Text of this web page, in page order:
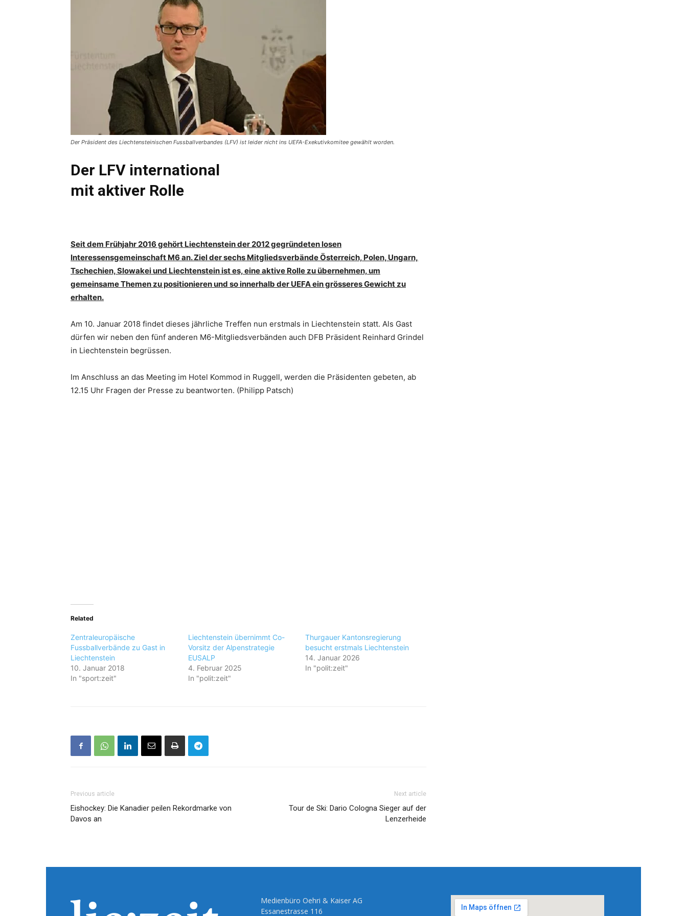
Der Präsident des Liechtensteinischen Fussballverbandes (LFV) ist leider nicht ins UEFA-Exekutivkomitee gewählt worden.
Der LFV international
mit aktiver Rolle
Seit dem Frühjahr 2016 gehört Liechtenstein der 2012 gegründeten losen
Interessensgemeinschaft M6 an. Ziel der sechs Mitgliedsverbände Österreich, Polen, Ungarn,
Tschechien, Slowakei und Liechtenstein ist es, eine aktive Rolle zu übernehmen, um
gemeinsame Themen zu positionieren und so innerhalb der UEFA ein grösseres Gewicht zu
erhalten.
Am 10. Januar 2018 findet dieses jährliche Treffen nun erstmals in Liechtenstein statt. Als Gast
dürfen wir neben den fünf anderen M6-Mitgliedsverbänden auch DFB Präsident Reinhard Grindel
in Liechtenstein begrüssen.
Im Anschluss an das Meeting im Hotel Kommod in Ruggell, werden die Präsidenten gebeten, ab
12.15 Uhr Fragen der Presse zu beantworten. (Philipp Patsch)
Related
Zentraleuropäische
Fussballverbände zu Gast in
Liechtenstein
10. Januar 2018
In "sport:zeit"
Liechtenstein übernimmt Co-
Vorsitz der Alpenstrategie
EUSALP
4. Februar 2025
In "polit:zeit"
Thurgauer Kantonsregierung
besucht erstmals Liechtenstein
14. Januar 2026
In "polit:zeit"
Previous article
Eishockey: Die Kanadier peilen Rekordmarke von
Davos an
Next article
Tour de Ski: Dario Cologna Sieger auf der
Lenzerheide
Medienbüro Oehri & Kaiser AG
Essanestrasse 116